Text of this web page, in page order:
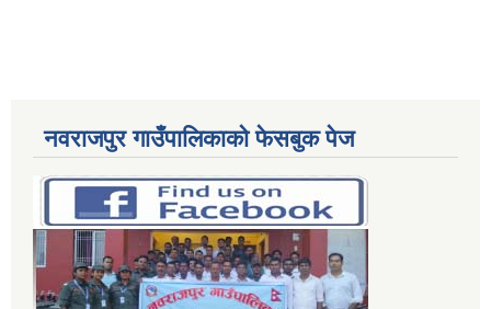
नवराजपुर गाउँपालिकाको फेसबुक पेज